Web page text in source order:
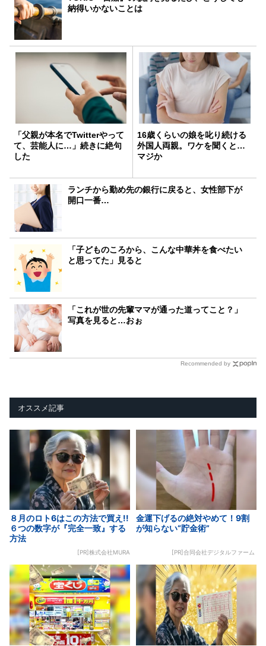
納得いかないことは
「父親が本名でTwitterやって
て、芸能人に…」続きに絶句
した
16歳くらいの娘を叱り続ける
外国人両親。ワケを聞くと…
マジか
ランチから勤め先の銀行に戻ると、女性部下が
開口一番…
「子どものころから、こんな中華丼を食べたい
と思ってた」見ると
「これが世の先輩ママが通った道ってこと？」
写真を見ると…おぉ
Recommended by
オススメ記事
８月のロト6はこの方法で買え!!
６つの数字が『完全一致』する
方法
[PR]株式会社MURA
金運下げるの絶対やめて！9割
が知らない“貯金術”
[PR]合同会社デジタルファーム